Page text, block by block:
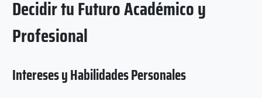
Decidir tu Futuro Académico y
Profesional
Intereses y Habilidades Personales